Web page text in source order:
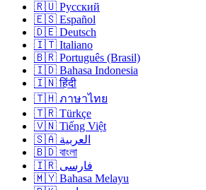
🇷🇺 Русский
🇪🇸 Español
🇩🇪 Deutsch
🇮🇹 Italiano
🇧🇷 Português (Brasil)
🇮🇩 Bahasa Indonesia
🇮🇳 हिंदी
🇹🇭 ภาษาไทย
🇹🇷 Türkçe
🇻🇳 Tiếng Việt
🇸🇦 العربية
🇧🇩 বাংলা
🇮🇷 فارسی
🇲🇾 Bahasa Melayu